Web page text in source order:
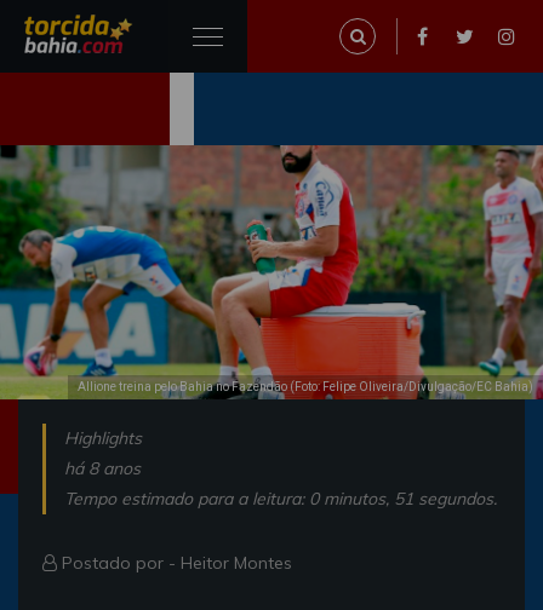
Allione treina pelo Bahia no Fazendão (Foto: Felipe Oliveira/Divulgação/EC Bahia)
Highlights
há 8 anos
Tempo estimado para a leitura: 0 minutos, 51 segundos.
Postado por - Heitor Montes